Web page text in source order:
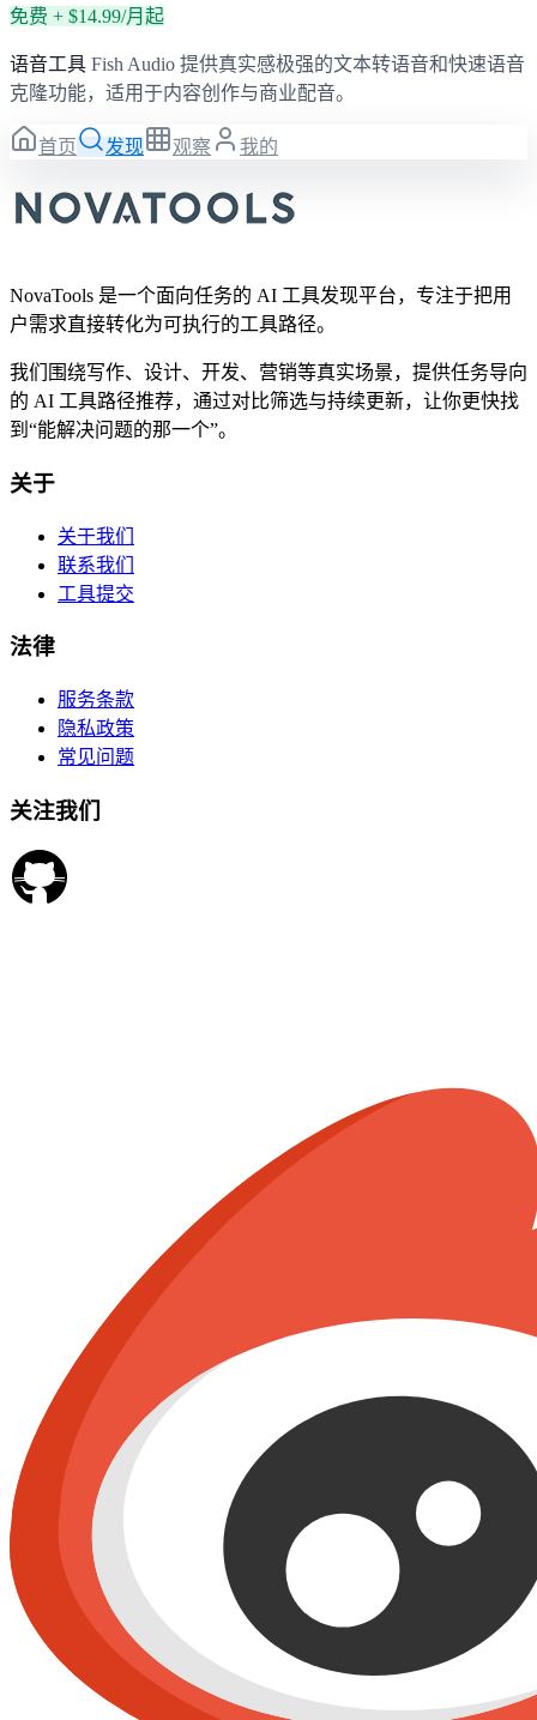
免费 + $14.99/月起
语音工具 Fish Audio 提供真实感极强的文本转语音和快速语音
克隆功能，适用于内容创作与商业配音。
首页 发现 观察 我的
NovaTools 是一个面向任务的 AI 工具发现平台，专注于把用
户需求直接转化为可执行的工具路径。
我们围绕写作、设计、开发、营销等真实场景，提供任务导向
的 AI 工具路径推荐，通过对比筛选与持续更新，让你更快找
到“能解决问题的那一个”。
关于
关于我们
联系我们
工具提交
法律
服务条款
隐私政策
常见问题
关注我们